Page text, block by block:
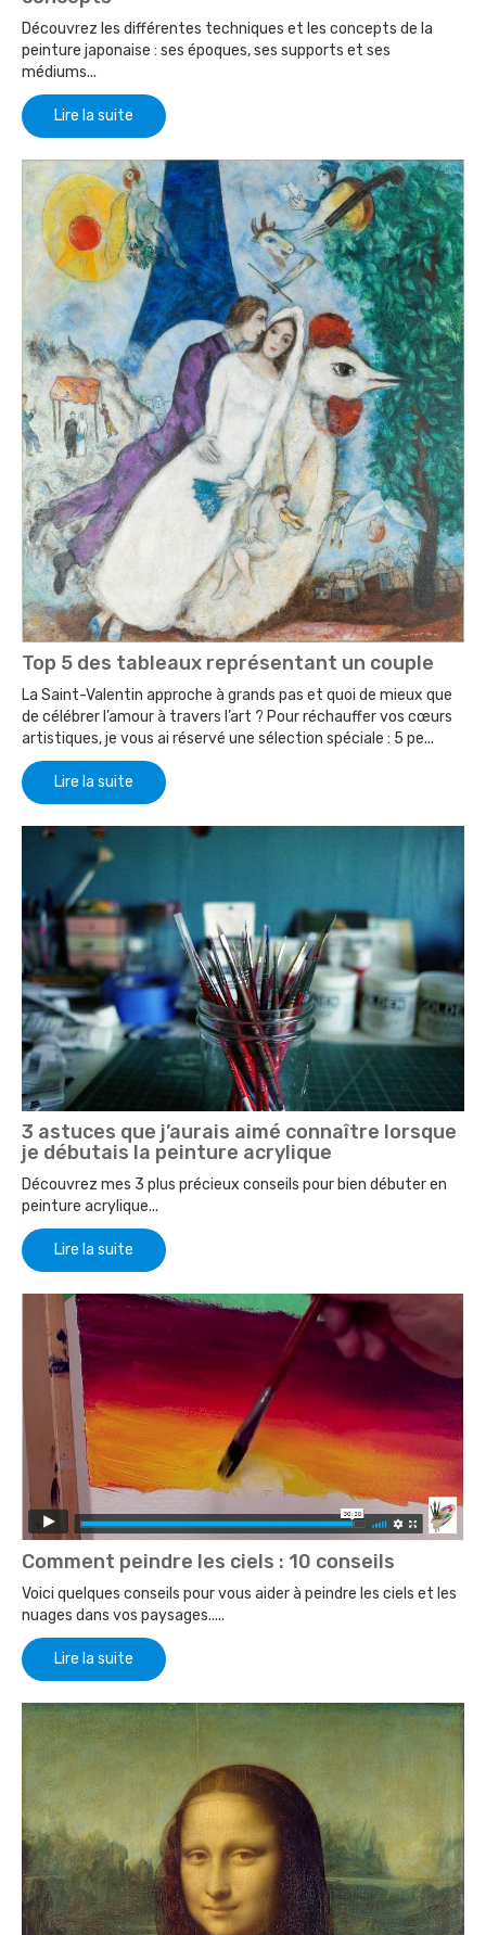
Découvrez les différentes techniques et les concepts de la
peinture japonaise : ses époques, ses supports et ses
médiums...
Lire la suite
Top 5 des tableaux représentant un couple
La Saint-Valentin approche à grands pas et quoi de mieux que
de célébrer l’amour à travers l’art ? Pour réchauffer vos cœurs
artistiques, je vous ai réservé une sélection spéciale : 5 pe...
Lire la suite
3 astuces que j’aurais aimé connaître lorsque
je débutais la peinture acrylique
Découvrez mes 3 plus précieux conseils pour bien débuter en
peinture acrylique...
Lire la suite
Comment peindre les ciels : 10 conseils
Voici quelques conseils pour vous aider à peindre les ciels et les
nuages dans vos paysages.....
Lire la suite